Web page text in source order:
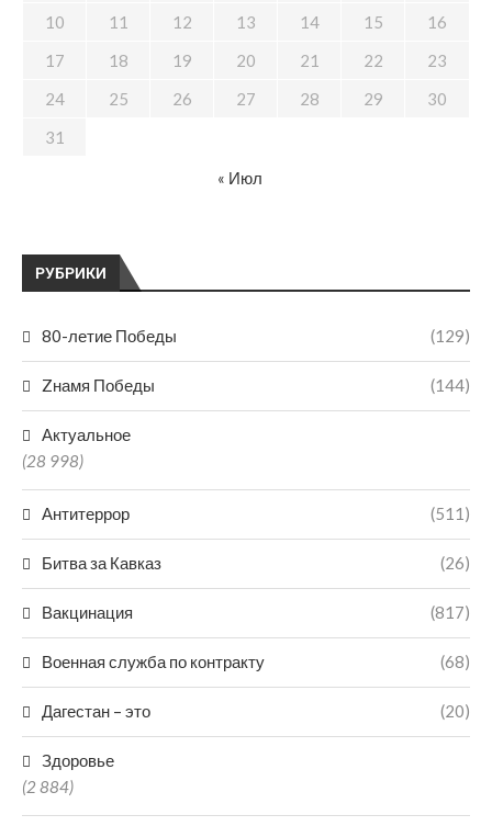
РУБРИКИ
80-летие Победы (129)
Zнамя Победы (144)
Актуальное
(28 998)
Антитеррор (511)
Битва за Кавказ (26)
Вакцинация (817)
Военная служба по контракту (68)
Дагестан – это (20)
Здоровье
(2 884)
10
11 12 13 14 15
16
17
18 19 20 21 22
23
24
25 26 27 28 29
30
31
« Июл